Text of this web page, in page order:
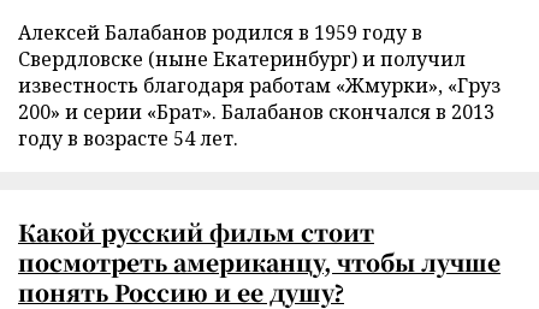
Алексей Балабанов родился в 1959 году в
Свердловске (ныне Екатеринбург) и получил
известность благодаря работам «Жмурки», «Груз
200» и серии «Брат». Балабанов скончался в 2013
году в возрасте 54 лет.
Какой русский фильм стоит
посмотреть американцу, чтобы лучше
понять Россию и ее душу?